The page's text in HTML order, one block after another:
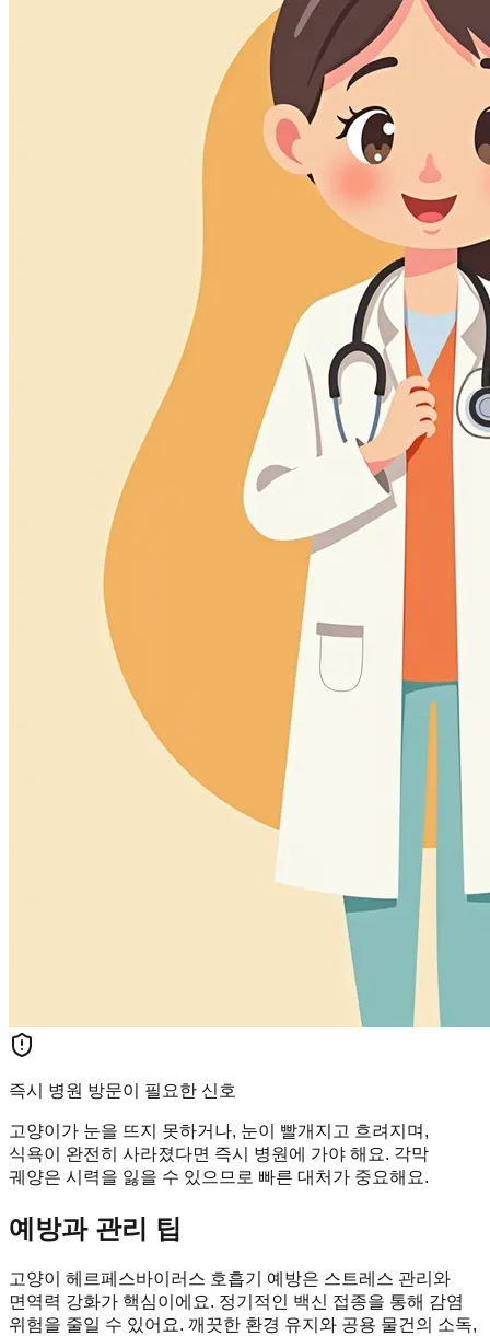
즉시 병원 방문이 필요한 신호
고양이가 눈을 뜨지 못하거나, 눈이 빨개지고 흐려지며,
식욕이 완전히 사라졌다면 즉시 병원에 가야 해요. 각막
궤양은 시력을 잃을 수 있으므로 빠른 대처가 중요해요.
예방과 관리 팁
고양이 헤르페스바이러스 호흡기 예방은 스트레스 관리와
면역력 강화가 핵심이에요. 정기적인 백신 접종을 통해 감염
위험을 줄일 수 있어요. 깨끗한 환경 유지와 공용 물건의 소독,